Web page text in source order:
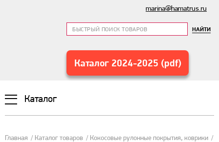
marina@hamatrus.ru
НАЙТИ
Каталог 2024-2025 (pdf)
Каталог
Главная Каталог товаров
Кокосовые рулонные покрытия, коврики